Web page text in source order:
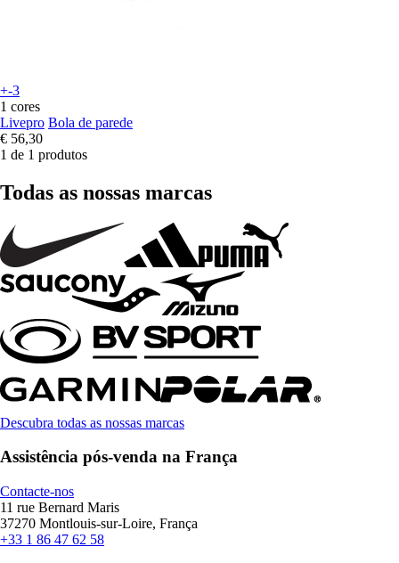
+-3
1 cores
Livepro Bola de parede
€ 56,30
1 de 1 produtos
Todas as nossas marcas
Descubra todas as nossas marcas
Assistência pós-venda na França
Contacte-nos
11 rue Bernard Maris
37270 Montlouis-sur-Loire, França
+33 1 86 47 62 58